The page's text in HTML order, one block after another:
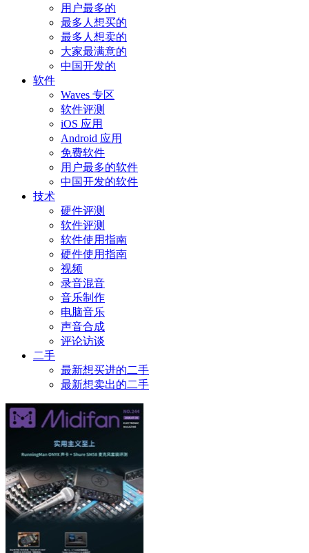
用户最多的
最多人想买的
最多人想卖的
大家最满意的
中国开发的
软件
Waves 专区
软件评测
iOS 应用
Android 应用
免费软件
用户最多的软件
中国开发的软件
技术
硬件评测
软件评测
软件使用指南
硬件使用指南
视频
录音混音
音乐制作
电脑音乐
声音合成
评论访谈
二手
最新想买进的二手
最新想卖出的二手